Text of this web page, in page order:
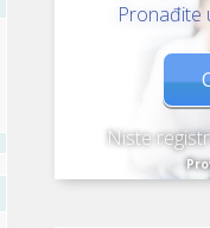
Pronađite
Niste